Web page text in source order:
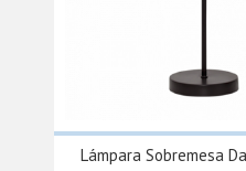
Lámpara Sobremesa